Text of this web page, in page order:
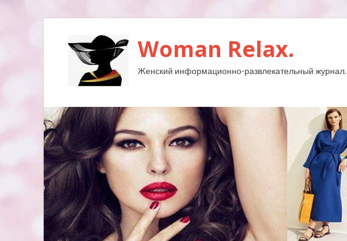
Woman Relax.
Женский информационно-развлекательный журнал.